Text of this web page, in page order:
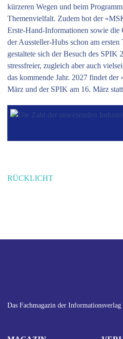
kürzeren Wegen und beim
Themenvielfalt. Zudem bot der
Erste-Hand-Informationen sowie die
der Aussteller-Hubs schon am ersten
gestaltete sich der Besuch des SPIK
stressfreier, zugleich aber auch
das kommende Jahr. 2027 findet
März und der SPIK am 16. März
RÜCKLICHT
Das Fachmagazin der